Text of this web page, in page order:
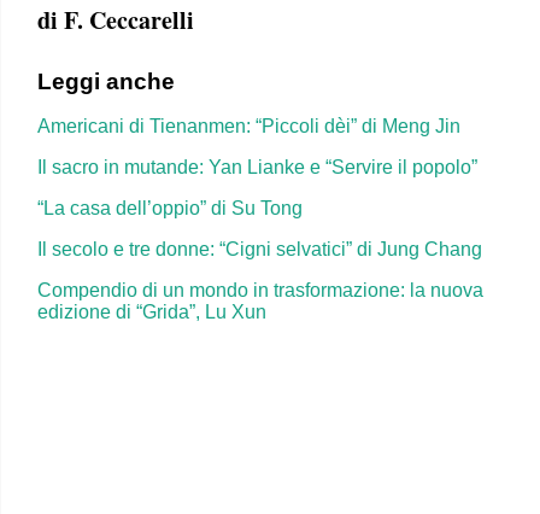
di F. Ceccarelli
Leggi anche
Americani di Tienanmen: “Piccoli dèi” di Meng Jin
Il sacro in mutande: Yan Lianke e “Servire il popolo”
“La casa dell’oppio” di Su Tong
Il secolo e tre donne: “Cigni selvatici” di Jung Chang
Compendio di un mondo in trasformazione: la nuova
edizione di “Grida”, Lu Xun